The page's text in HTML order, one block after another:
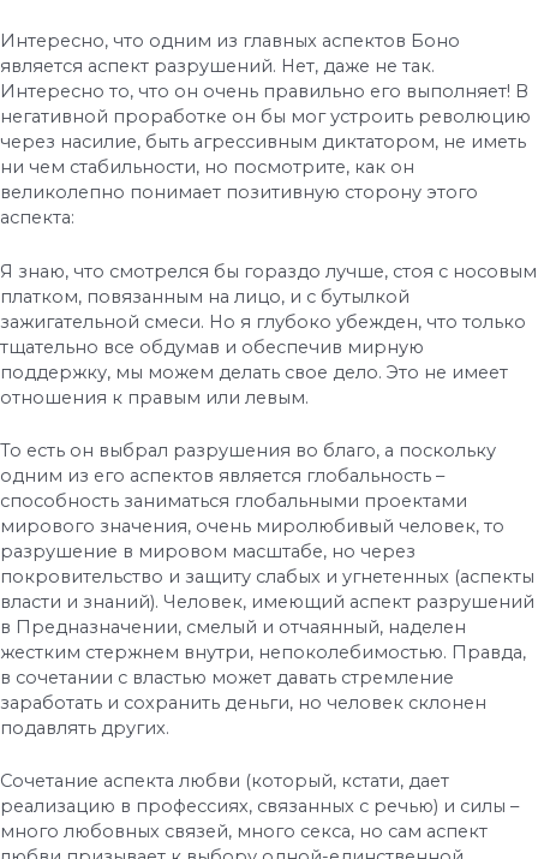
Интересно, что одним из главных аспектов Боно
является аспект разрушений. Нет, даже не так.
Интересно то, что он очень правильно его выполняет! В
негативной проработке он бы мог устроить революцию
через насилие, быть агрессивным диктатором, не иметь
ни чем стабильности, но посмотрите, как он
великолепно понимает позитивную сторону этого
аспекта:
Я знаю, что смотрелся бы гораздо лучше, стоя с носовым
платком, повязанным на лицо, и с бутылкой
зажигательной смеси. Но я глубоко убежден, что только
тщательно все обдумав и обеспечив мирную
поддержку, мы можем делать свое дело. Это не имеет
отношения к правым или левым.
То есть он выбрал разрушения во благо, а поскольку
одним из его аспектов является глобальность –
способность заниматься глобальными проектами
мирового значения, очень миролюбивый человек, то
разрушение в мировом масштабе, но через
покровительство и защиту слабых и угнетенных (аспекты
власти и знаний). Человек, имеющий аспект разрушений
в Предназначении, смелый и отчаянный, наделен
жестким стержнем внутри, непоколебимостью. Правда,
в сочетании с властью может давать стремление
заработать и сохранить деньги, но человек склонен
подавлять других.
Сочетание аспекта любви (который, кстати, дает
реализацию в профессиях, связанных с речью) и силы –
много любовных связей, много секса, но сам аспект